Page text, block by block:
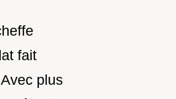
fait
plus